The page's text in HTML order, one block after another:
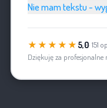
Nie mam tekstu -
★★★★★ 5,0· 151
„Dziękuję za